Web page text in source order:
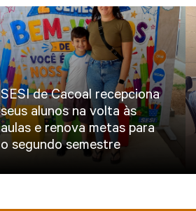
SESI de Cacoal recepciona
seus alunos na volta às
aulas e renova metas para
o segundo semestre